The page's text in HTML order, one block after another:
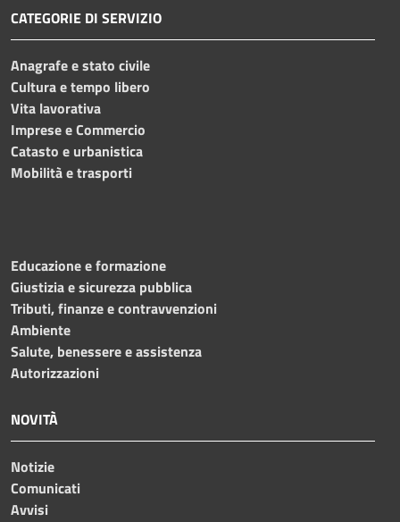
CATEGORIE DI SERVIZIO
Anagrafe e stato civile
Cultura e tempo libero
Vita lavorativa
Imprese e Commercio
Catasto e urbanistica
Mobilità e trasporti
Educazione e formazione
Giustizia e sicurezza pubblica
Tributi, finanze e contravvenzioni
Ambiente
Salute, benessere e assistenza
Autorizzazioni
NOVITÀ
Notizie
Comunicati
Avvisi